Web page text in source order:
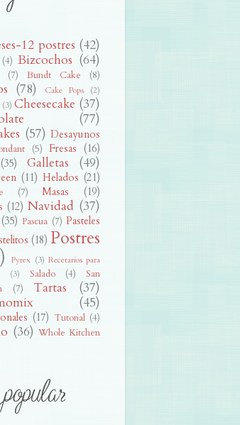
12 postres (42)
(4) Bizcochos (64)
(7) Bundt Cake (8)
(78) Cake Pops
(2)
(3) Cheesecake (37)
(77)
(57) Desayunos
(5) Fresas
(16)
(35) Galletas (49)
(11) Helados (21)
(7) Masas
(19)
(12) Navidad (37)
(35) Pascua (7) Pasteles
(18) Postres
Pyrex (3) Recetarios para
(3) Salado (4)
San
(7) Tartas
(37)
(45)
(17) Tutorial (4)
(36) Whole Kitchen